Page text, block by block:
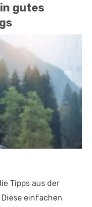
gutes
Tipps aus der
einfachen